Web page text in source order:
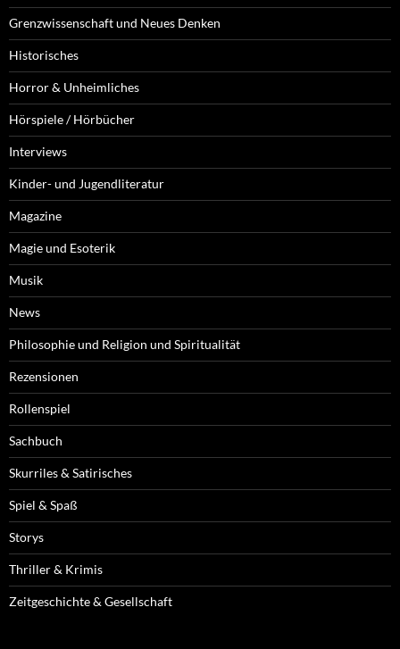
Grenzwissenschaft und Neues Denken
Historisches
Horror & Unheimliches
Hörspiele / Hörbücher
Interviews
Kinder- und Jugendliteratur
Magazine
Magie und Esoterik
Musik
News
Philosophie und Religion und Spiritualität
Rezensionen
Rollenspiel
Sachbuch
Skurriles & Satirisches
Spiel & Spaß
Storys
Thriller & Krimis
Zeitgeschichte & Gesellschaft